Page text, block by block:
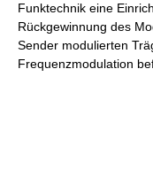
Funktechnik eine
Rückgewinnung des
Sender modulierten
Frequenzmodulation